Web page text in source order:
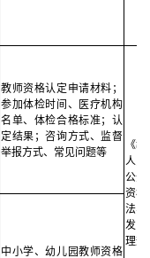
教师资格认定申请材料；
参加体检时间、医疗机构
名单、体检合格标准；认
定结果；咨询方式、监督
举报方式、常见问题等
《
人民
公开
资格
法、
发〈
理规
中小学、幼儿园教师资格